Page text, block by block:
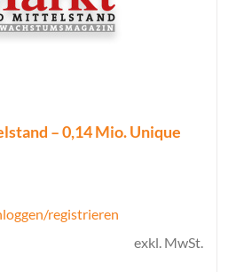
– 0,14 Mio. Unique
registrieren
exkl. MwSt.